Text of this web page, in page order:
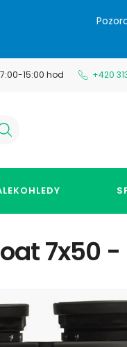
15:00 hod +420
7x50